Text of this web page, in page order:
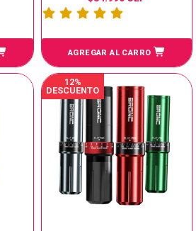
AGREGAR AL CARRO
12%
DESCUENTO